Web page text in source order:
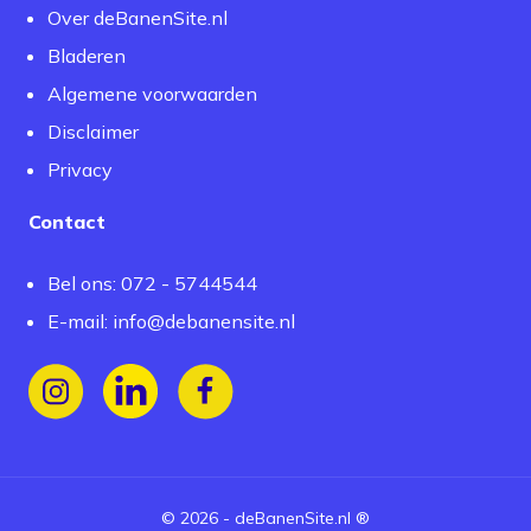
Over deBanenSite.nl
Bladeren
Algemene voorwaarden
Disclaimer
Privacy
Contact
Bel ons: 072 - 5744544
E-mail: info@debanensite.nl
© 2026 - deBanenSite.nl ®